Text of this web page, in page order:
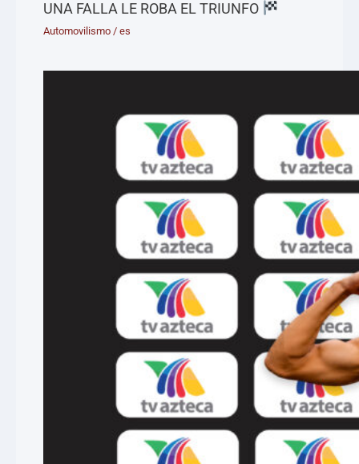
UNA FALLA LE ROBA EL TRIUNFO
Automovilismo /es